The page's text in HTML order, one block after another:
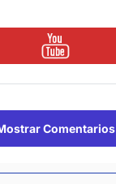
Comentarios